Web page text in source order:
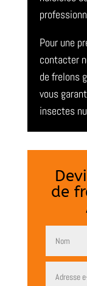
Pour une
contacter
de frelons
vous
insectes
de